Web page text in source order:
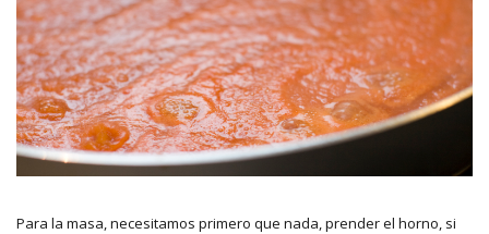
Para la masa, necesitamos primero que nada, prender el horno, si